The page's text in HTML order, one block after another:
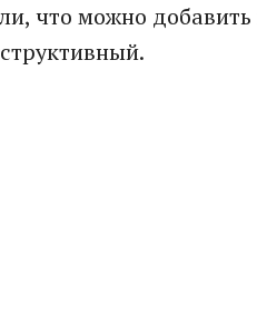
что можно добавить